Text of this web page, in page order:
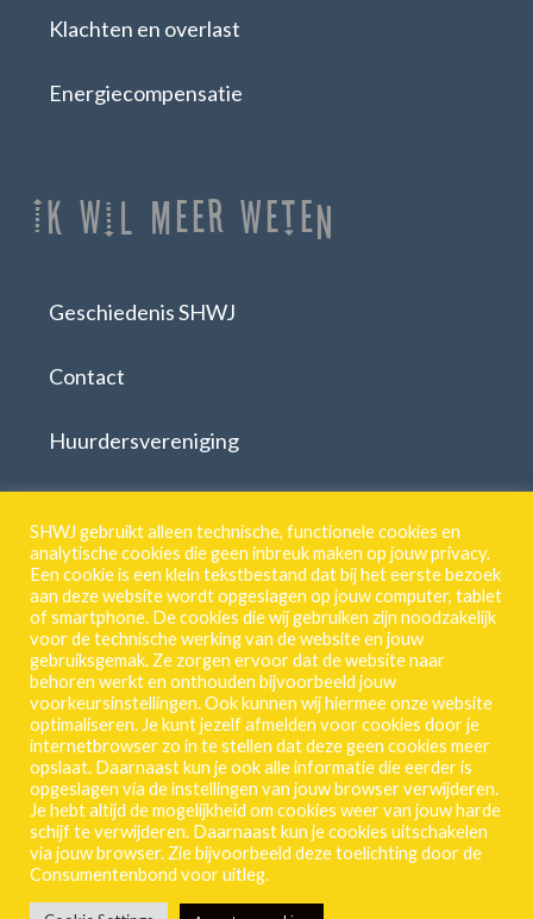
Klachten en overlast
Energiecompensatie
Ik Wil Meer Weten
Geschiedenis SHWJ
Contact
Huurdersvereniging
SHWJ.
Breestraat 55 | 2311 CJ | Leiden
071 513 46 18
Privacy-Verklaring
Frequente vragen
Vacature
Mijn SHWJ inloggen
SHWJ gebruikt alleen technische, functionele cookies en
analytische cookies die geen inbreuk maken op jouw privacy.
Een cookie is een klein tekstbestand dat bij het eerste bezoek
aan deze website wordt opgeslagen op jouw computer, tablet
of smartphone. De cookies die wij gebruiken zijn noodzakelijk
voor de technische werking van de website en jouw
gebruiksgemak. Ze zorgen ervoor dat de website naar
behoren werkt en onthouden bijvoorbeeld jouw
voorkeursinstellingen. Ook kunnen wij hiermee onze website
optimaliseren. Je kunt jezelf afmelden voor cookies door je
internetbrowser zo in te stellen dat deze geen cookies meer
opslaat. Daarnaast kun je ook alle informatie die eerder is
opgeslagen via de instellingen van jouw browser verwijderen.
Je hebt altijd de mogelijkheid om cookies weer van jouw harde
schijf te verwijderen. Daarnaast kun je cookies uitschakelen
via jouw browser. Zie bijvoorbeeld deze toelichting door de
Consumentenbond voor uitleg.